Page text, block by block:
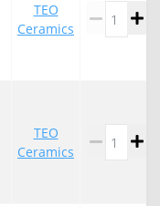
TEO
Ceramics
TEO
Ceramics